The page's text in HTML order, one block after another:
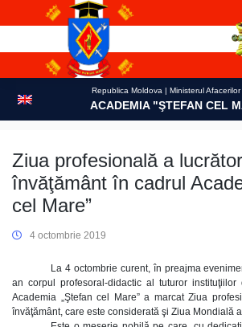
Republica Moldova | Ministerul
ACADEMIA "ŞTEFAN CEL
Ziua profesională a
învăţământ în cadrul
cel Mare”
4 octombrie 2019
La 4 octombrie curent, în preajma
an corpul profesoral-didactic al tuturor
Academia „Ştefan cel Mare” a marcat Ziua
învăţământ, care este considerată şi Ziua Mondială